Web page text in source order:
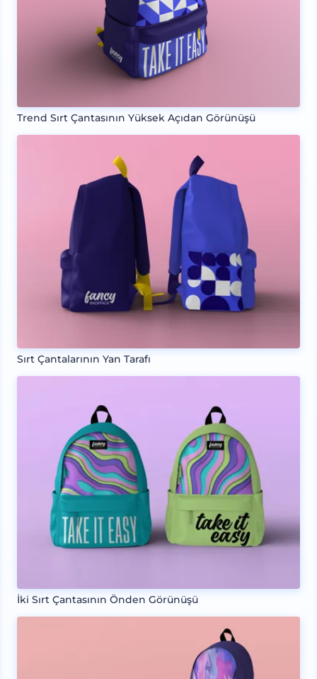
Trend Sırt Çantasının Yüksek Açıdan Görünüşü
Sırt Çantalarının Yan Tarafı
İki Sırt Çantasının Önden Görünüşü